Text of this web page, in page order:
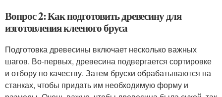
Вопрос 2: Как подготовить древесину для
изготовления клееного бруса
Подготовка древесины включает несколько важных
шагов. Во-первых, древесина подвергается сортировке
и отбору по качеству. Затем бруски обрабатываются на
станках, чтобы придать им необходимую форму и